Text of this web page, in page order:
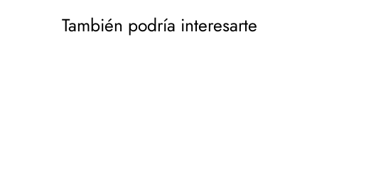
También podría interesarte